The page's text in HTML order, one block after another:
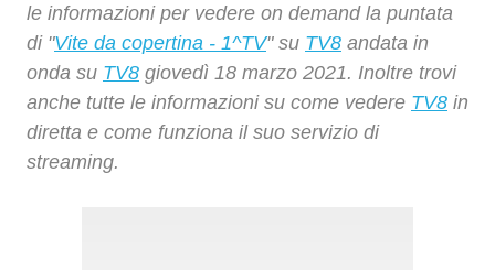
le informazioni per vedere on demand la puntata
di "Vite da copertina - 1^TV" su TV8 andata in
onda su TV8 giovedì 18 marzo 2021. Inoltre trovi
anche tutte le informazioni su come vedere TV8 in
diretta e come funziona il suo servizio di
streaming.